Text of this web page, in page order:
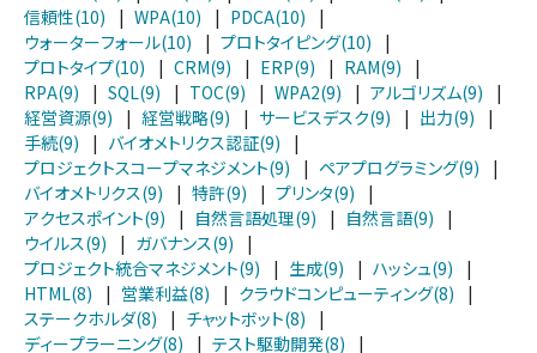
信頼性(10)
| WPA(10) | PDCA(10)
|
ウォーターフォール(10)
| プロトタイピング(10)
|
プロトタイプ(10)
| CRM(9) | ERP(9) | RAM(9)
|
RPA(9)
| SQL(9) | TOC(9) | WPA2(9) | アルゴリズム(9)
|
経営資源(9)
| 経営戦略(9) | サービスデスク(9) | 出力(9)
|
手続(9)
| バイオメトリクス認証(9)
|
プロジェクトスコープマネジメント(9)
| ペアプログラミング(9)
|
バイオメトリクス(9)
| 特許(9) | プリンタ(9)
|
アクセスポイント(9)
| 自然言語処理(9) | 自然言語(9)
|
ウイルス(9)
| ガバナンス(9)
|
プロジェクト統合マネジメント(9)
| 生成(9) | ハッシュ(9)
|
HTML(8)
| 営業利益(8) | クラウドコンピューティング(8)
|
ステークホルダ(8)
| チャットボット(8)
|
ディープラーニング(8)
| テスト駆動開発(8)
|